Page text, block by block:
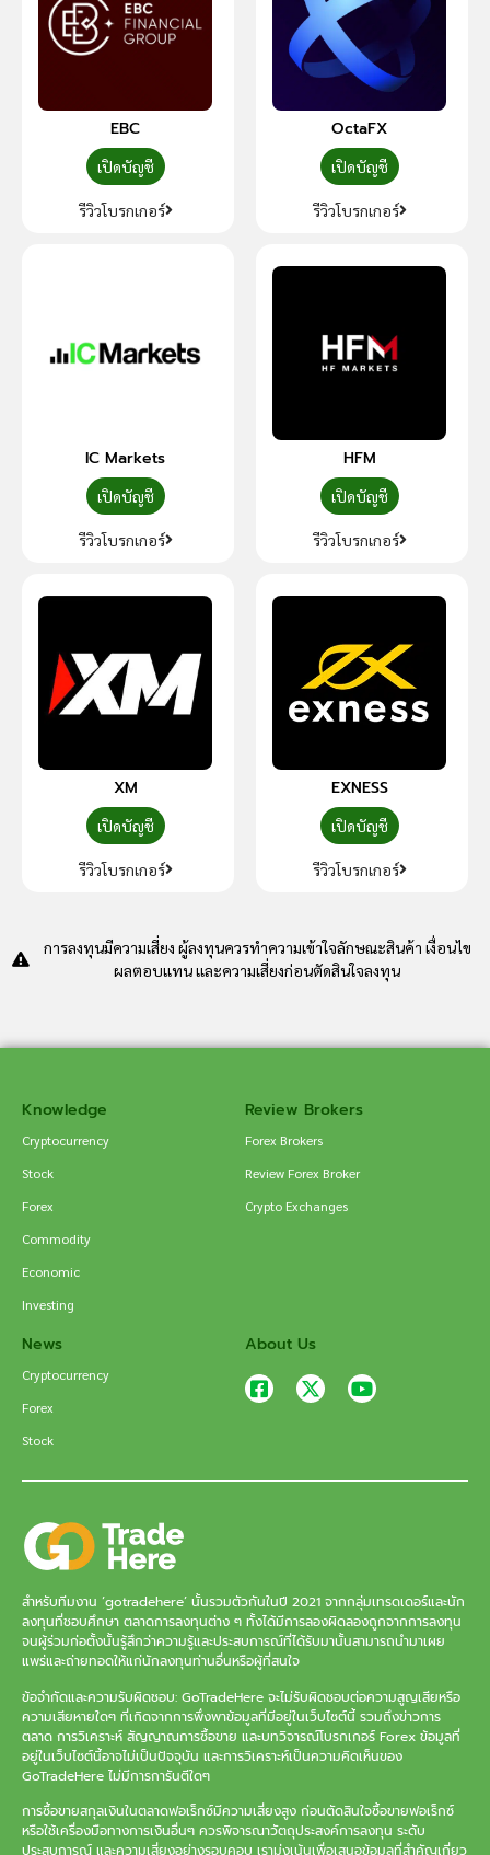
EBC
เปิดบัญชี
รีวิวโบรกเกอร์
OctaFX
เปิดบัญชี
รีวิวโบรกเกอร์
IC Markets
เปิดบัญชี
รีวิวโบรกเกอร์
HFM
เปิดบัญชี
รีวิวโบรกเกอร์
XM
เปิดบัญชี
รีวิวโบรกเกอร์
EXNESS
เปิดบัญชี
รีวิวโบรกเกอร์
การลงทุนมีความเสี่ยง ผู้ลงทุนควรทำความเข้าใจลักษณะสินค้า เงื่อนไข
ผลตอบแทน และความเสี่ยงก่อนตัดสินใจลงทุน
Knowledge
Cryptocurrency
Stock
Forex
Commodity
Economic
Investing
Review Brokers
Forex Brokers
Review Forex Broker
Crypto Exchanges
News
Cryptocurrency
Forex
Stock
About Us
สำหรับทีมงาน ‘gotradehere’ นั้นรวมตัวกันในปี 2021 จากกลุ่มเทรดเดอร์และนัก
ลงทุนที่ชอบศึกษา ตลาดการลงทุนต่าง ๆ ทั้งได้มีการลองผิดลองถูกจากการลงทุน
จนผู้ร่วมก่อตั้งนั้นรู้สึกว่าความรู้และประสบการณ์ที่ได้รับมานั้นสามารถนำมาเผย
แพร่และถ่ายทอดให้แก่นักลงทุนท่านอื่นหรือผู้ที่สนใจ
ข้อจำกัดและความรับผิดชอบ: GoTradeHere จะไม่รับผิดชอบต่อความสูญเสียหรือ
ความเสียหายใดๆ ที่เกิดจากการพึ่งพาข้อมูลที่มีอยู่ในเว็บไซต์นี้ รวมถึงข่าวการ
ตลาด การวิเคราะห์ สัญญาณการซื้อขาย และบทวิจารณ์โบรกเกอร์ Forex ข้อมูลที่
อยู่ในเว็บไซต์นี้อาจไม่เป็นปัจจุบัน และการวิเคราะห์เป็นความคิดเห็นของ
GoTradeHere ไม่มีการการันตีใดๆ
การซื้อขายสกุลเงินในตลาดฟอเร็กซ์มีความเสี่ยงสูง ก่อนตัดสินใจซื้อขายฟอเร็กซ์
หรือใช้เครื่องมือทางการเงินอื่นๆ ควรพิจารณาวัตถุประสงค์การลงทุน ระดับ
ประสบการณ์ และความเสี่ยงอย่างรอบคอบ เรามุ่งเน้นเพื่อเสนอข้อมูลที่สำคัญเกี่ยว